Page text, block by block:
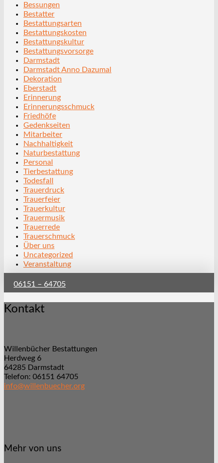
Bessungen
Bestatter
Bestattungsarten
Bestattungskosten
Bestattungskultur
Bestattungsvorsorge
Darmstadt
Darmstadt Anno Dazumal
Dekoration
Eberstadt
Erinnerung
Erinnerungsschmuck
Friedhöfe
Gedenkseiten
Mitarbeiter
Nachhaltigkeit
Naturbestattung
Personal
Tierbestattung
Todesfall
Trauerdruck
Trauerfeier
Trauerkultur
Trauermusik
Trauerrede
Trauerschmuck
Über uns
Uncategorized
Veranstaltung
06151 – 64705
Kontakt
Willenbücher Bestattungen
Herdweg 6
64285 Darmstadt
Telefon: 06151 64705
info@willenbuecher.org
Mehr von uns